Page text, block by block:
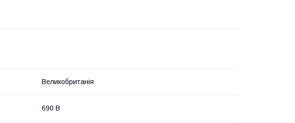
Великобританія
690 В